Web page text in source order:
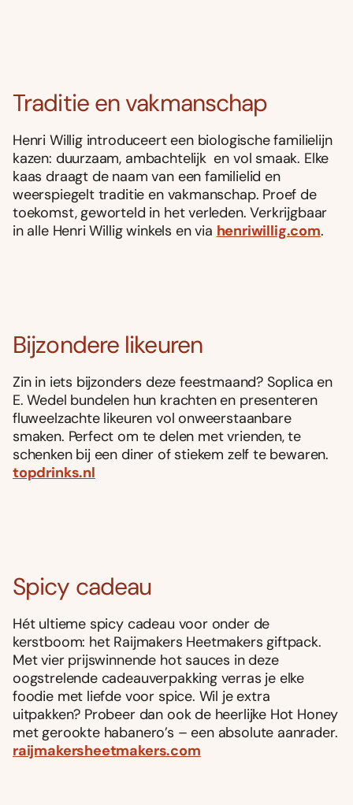
Traditie en vakmanschap
Henri Willig introduceert een biologische familielijn
kazen: duurzaam, ambachtelijk en vol smaak. Elke
kaas draagt de naam van een familielid en
weerspiegelt traditie en vakmanschap. Proef de
toekomst, geworteld in het verleden. Verkrijgbaar
in alle Henri Willig winkels en via henriwillig.com.
Bijzondere likeuren
Zin in iets bijzonders deze feestmaand? Soplica en
E.Wedel bundelen hun krachten en presenteren
fluweelzachte likeuren vol onweerstaanbare
smaken. Perfect om te delen met vrienden, te
schenken bij een diner of stiekem zelf te bewaren.
topdrinks.nl
Spicy cadeau
Hét ultieme spicy cadeau voor onder de
kerstboom: het Raijmakers Heetmakers giftpack.
Met vier prijswinnende hot sauces in deze
oogstrelende cadeauverpakking verras je elke
foodie met liefde voor spice. Wil je extra
uitpakken? Probeer dan ook de heerlijke Hot Honey
met gerookte habanero’s – een absolute aanrader.
raijmakersheetmakers.com